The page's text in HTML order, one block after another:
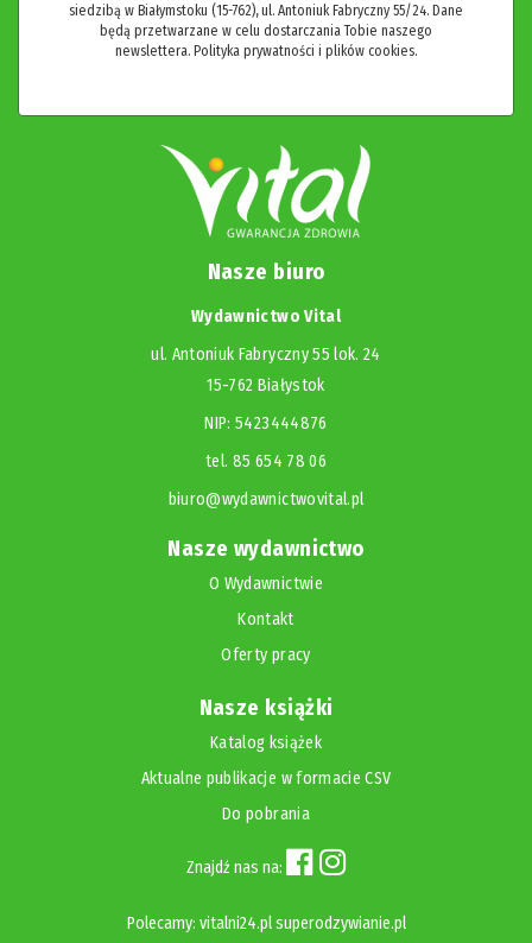
siedzibą w Białymstoku (15-762), ul. Antoniuk Fabryczny 55/24. Dane
będą przetwarzane w celu dostarczania Tobie naszego
newslettera. Polityka prywatności i plików cookies.
Nasze biuro
Wydawnictwo Vital
ul. Antoniuk Fabryczny 55 lok. 24
15-762 Białystok
NIP: 5423444876
tel. 85 654 78 06
biuro@wydawnictwovital.pl
Nasze wydawnictwo
O Wydawnictwie
Kontakt
Oferty pracy
Nasze książki
Katalog książek
Aktualne publikacje w formacie CSV
Do pobrania
Znajdź nas na:
Polecamy: vitalni24.pl superodzywianie.pl